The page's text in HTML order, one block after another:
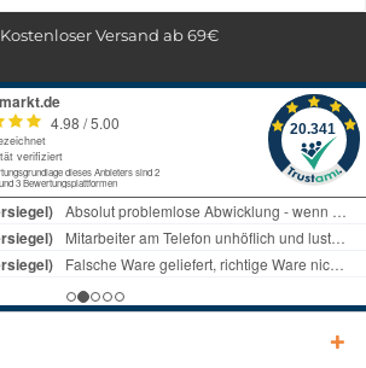
Kostenloser Versand ab 69€